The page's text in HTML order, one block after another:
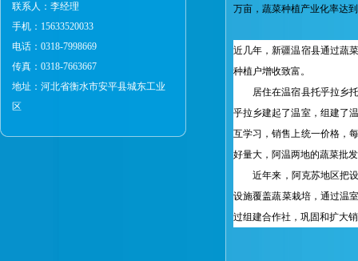
联系人：李经理
手机：15633520033
电话：0318-7998669
传真：0318-7663667
地址：河北省衡水市安平县城东工业
区
万亩，蔬菜种植产业化率达
近几年，新疆温宿县通过蔬
种植户增收致富。
居住在温宿县托乎拉乡托
乎拉乡建起了温室，组建了
互学习，销售上统一价格，
好量大，阿温两地的蔬菜批
近年来，阿克苏地区把设
设施覆盖蔬菜栽培，通过温
过组建合作社，巩固和扩大